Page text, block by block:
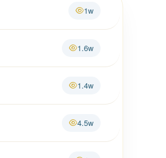
1w
1.6w
1.4w
4.5w